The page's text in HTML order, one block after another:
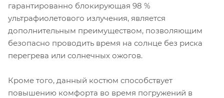
гарантированно блокирующая 98 %
ультрафиолетового излучения, является
дополнительным преимуществом, позволяющим
безопасно проводить время на солнце без риска
перегрева или солнечных ожогов.
Кроме того, данный костюм способствует
повышению комфорта во время погружений в